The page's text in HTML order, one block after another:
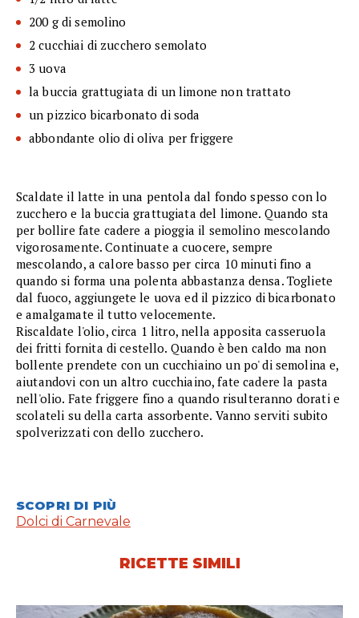
200 g di semolino
2 cucchiai di zucchero semolato
3 uova
la buccia grattugiata di un limone non trattato
un pizzico bicarbonato di soda
abbondante olio di oliva per friggere
Scaldate il latte in una pentola dal fondo spesso con lo
zucchero e la buccia grattugiata del limone. Quando sta
per bollire fate cadere a pioggia il semolino mescolando
vigorosamente. Continuate a cuocere, sempre
mescolando, a calore basso per circa 10 minuti fino a
quando si forma una polenta abbastanza densa. Togliete
dal fuoco, aggiungete le uova ed il pizzico di bicarbonato
e amalgamate il tutto velocemente.
Riscaldate l'olio, circa 1 litro, nella apposita casseruola
dei fritti fornita di cestello. Quando è ben caldo ma non
bollente prendete con un cucchiaino un po' di semolina e,
aiutandovi con un altro cucchiaino, fate cadere la pasta
nell'olio. Fate friggere fino a quando risulteranno dorati e
scolateli su della carta assorbente. Vanno serviti subito
spolverizzati con dello zucchero.
SCOPRI DI PIÙ
Dolci di Carnevale
RICETTE SIMILI